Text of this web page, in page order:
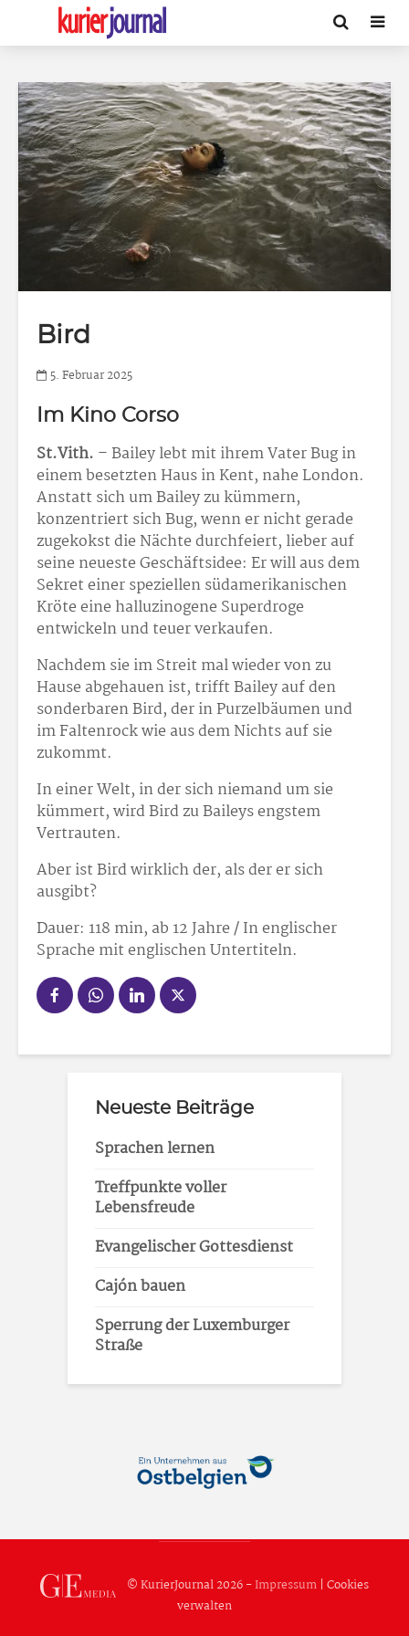
Bird
5. Februar 2025
Im Kino Corso
St.Vith. – Bailey lebt mit ihrem Vater Bug in
einem besetzten Haus in Kent, nahe London.
Anstatt sich um Bailey zu kümmern,
konzentriert sich Bug, wenn er nicht gerade
zugekokst die Nächte durchfeiert, lieber auf
seine neueste Geschäftsidee: Er will aus dem
Sekret einer speziellen südamerikanischen
Kröte eine halluzinogene Superdroge
entwickeln und teuer verkaufen.
Nachdem sie im Streit mal wieder von zu
Hause abgehauen ist, trifft Bailey auf den
sonderbaren Bird, der in Purzelbäumen und
im Faltenrock wie aus dem Nichts auf sie
zukommt.
In einer Welt, in der sich niemand um sie
kümmert, wird Bird zu Baileys engstem
Vertrauten.
Aber ist Bird wirklich der, als der er sich
ausgibt?
Dauer: 118 min, ab 12 Jahre / In englischer
Sprache mit englischen Untertiteln.
Neueste Beiträge
Sprachen lernen
Treffpunkte voller
Lebensfreude
Evangelischer Gottesdienst
Cajón bauen
Sperrung der Luxemburger
Straße
© KurierJournal 2026 -Impressum| Cookies
verwalten